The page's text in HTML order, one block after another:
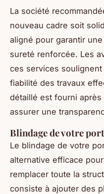
La société
nouveau cadre soit
aligné pour garantir
sureté renforcée. Les
ces services
fiabilité des travaux
détaillé est fourni
assurer une
Blindage de votre
Le blindage de votre
alternative efficace
remplacer toute la
consiste à ajouter des